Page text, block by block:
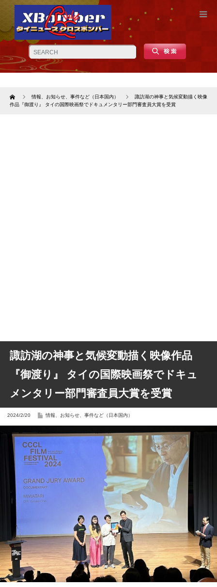
Home 情報、お知らせ、事件など（日本国内）
諏訪湖の神事と気候変動描く映像
作品『御渡り』 タイの国際映画祭でドキュメンタリー部門審査員大賞を受賞
諏訪湖の神事と気候変動描く映像作品
『御渡り』 タイの国際映画祭でドキュ
メンタリー部門審査員大賞を受賞
2024/2/20 情報、お知らせ、事件など（日本国内）